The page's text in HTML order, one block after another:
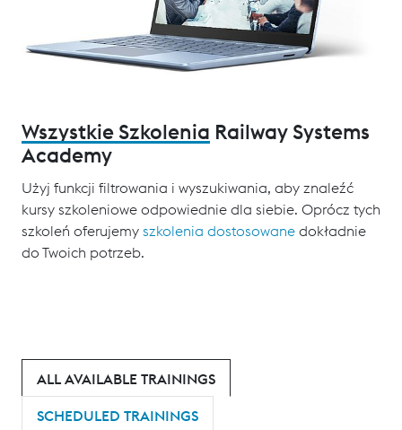
Wszystkie Szkolenia Railway Systems
Academy
Użyj funkcji filtrowania i wyszukiwania, aby znaleźć
kursy szkoleniowe odpowiednie dla siebie. Oprócz tych
szkoleń oferujemy szkolenia dostosowane dokładnie
do Twoich potrzeb.
ALL AVAILABLE TRAININGS
SCHEDULED TRAININGS